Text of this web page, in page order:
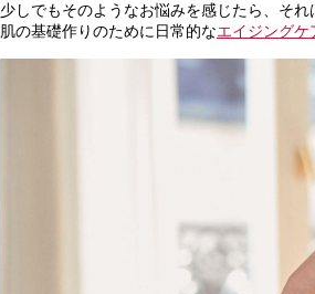
少しでもそのようなお悩みを感じたら、そ
肌の基礎作りのために日常的なエイジングケ